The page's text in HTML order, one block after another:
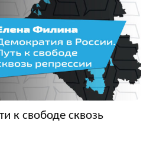
к свободе сквозь